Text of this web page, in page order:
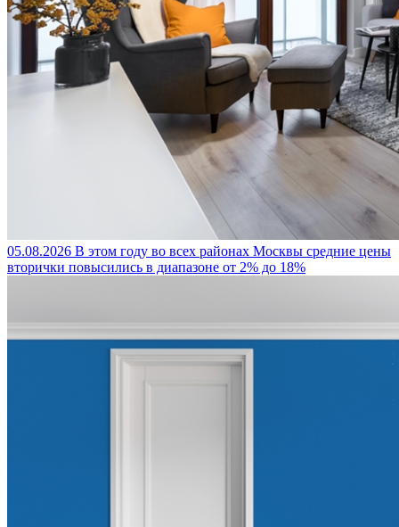
05.08.2026 В этом году во всех районах Москвы средние цены
вторички повысились в диапазоне от 2% до 18%